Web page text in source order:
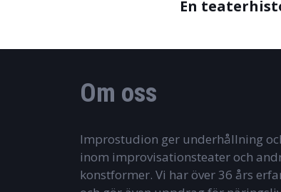
En
Om oss
Improstudion ger underhållning
inom improvisationsteater och
konstformer. Vi har över 36 års